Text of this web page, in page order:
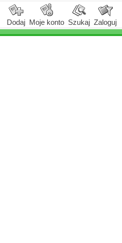
Dodaj Moje konto Szukaj Zaloguj